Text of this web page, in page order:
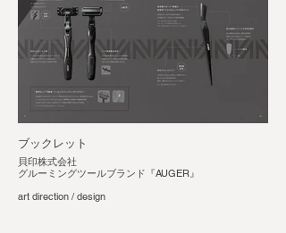
ブックレット
貝印株式会社
グルーミングツールブランド『AUGER』
art direction / design